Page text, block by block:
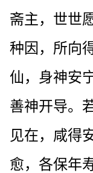
斋主，世世
种因，所向
仙，身神安
善神开导。
见在，咸得
愈，各保年